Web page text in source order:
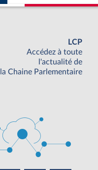
LCP
Accédez à toute
l'actualité de
la Chaine Parlementaire